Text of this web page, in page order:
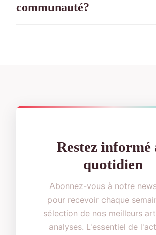
communauté?
Restez informé
quotidien
Abonnez-vous à notre
pour recevoir chaque
sélection de nos meilleurs
analyses. L'essentiel de